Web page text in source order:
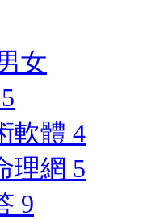
女
軟體 4
理網 5
9